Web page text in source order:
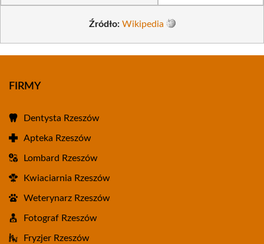
Źródło: Wikipedia
FIRMY
Dentysta Rzeszów
Apteka Rzeszów
Lombard Rzeszów
Kwiaciarnia Rzeszów
Weterynarz Rzeszów
Fotograf Rzeszów
Fryzjer Rzeszów